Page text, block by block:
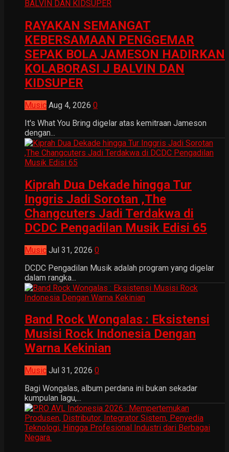
RAYAKAN SEMANGAT
KEBERSAMAAN PENGGEMAR
SEPAK BOLA JAMESON HADIRKAN
KOLABORASI J BALVIN DAN
KIDSUPER
Music Aug 4, 2026 0
It's What You Bring digelar atas kemitraan Jameson
dengan...
Kiprah Dua Dekade hingga Tur
Inggris Jadi Sorotan ,The
Changcuters Jadi Terdakwa di
DCDC Pengadilan Musik Edisi 65
Music Jul 31, 2026 0
DCDC Pengadilan Musik adalah program yang digelar
dalam rangka...
Band Rock Wongalas : Eksistensi
Musisi Rock Indonesia Dengan
Warna Kekinian
Music Jul 31, 2026 0
Bagi Wongalas, album perdana ini bukan sekadar
kumpulan lagu,...